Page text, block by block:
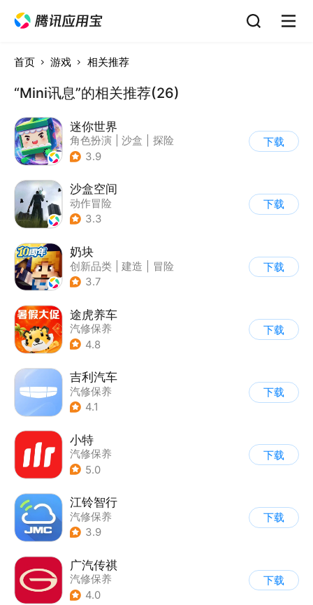
首页 游戏 相关推荐
“Mini讯息”的相关推荐(26)
迷你世界
角色扮演 沙盒
探险
| 我的世界
3.9
下载
沙盒空间
动作冒险
| 第一人称射击
3.3
下载
奶块
创新品类 建造
冒险
| 开放世界
3.7
下载
途虎养车
汽修保养
4.8
下载
吉利汽车
汽修保养
4.1
下载
小特
汽修保养
5.0
下载
江铃智行
汽修保养
3.9
下载
广汽传祺
汽修保养
4.0
下载